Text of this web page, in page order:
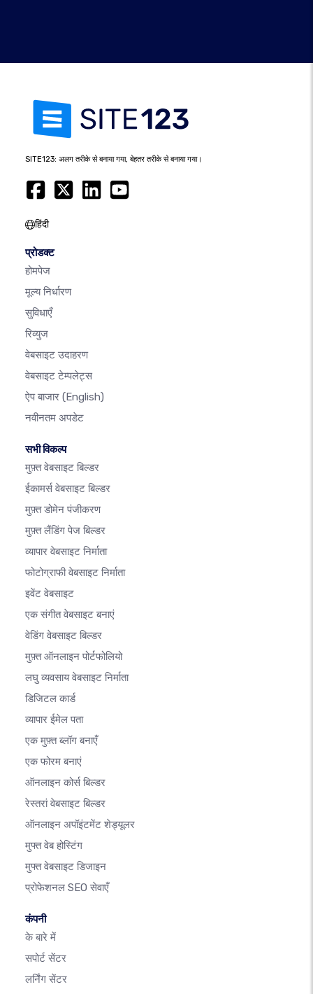
SITE123: अलग तरीके से बनाया गया, बेहतर तरीके से बनाया गया।
हिंदी
प्रोडक्ट
होमपेज
मूल्य निर्धारण
सुविधाएँ
रिव्युज
वेबसाइट उदाहरण
वेबसाइट टेम्पलेट्स
ऐप बाजार (English)
नवीनतम अपडेट
सभी विकल्प
मुफ़्त वेबसाइट बिल्डर
ईकामर्स वेबसाइट बिल्डर
मुफ़्त डोमेन पंजीकरण
मुफ़्त लैंडिंग पेज बिल्डर
व्यापार वेबसाइट निर्माता
फोटोग्राफी वेबसाइट निर्माता
इवेंट वेबसाइट
एक संगीत वेबसाइट बनाएं
वेडिंग वेबसाइट बिल्डर
मुफ़्त ऑनलाइन पोर्टफोलियो
लघु व्यवसाय वेबसाइट निर्माता
डिजिटल कार्ड
व्यापार ईमेल पता
एक मुफ़्त ब्लॉग बनाएँ
एक फोरम बनाएं
ऑनलाइन कोर्स बिल्डर
रेस्तरां वेबसाइट बिल्डर
ऑनलाइन अपॉइंटमेंट शेड्यूलर
मुफ्त वेब होस्टिंग
मुफ्त वेबसाइट डिजाइन
प्रोफेशनल SEO सेवाएँ
कंपनी
के बारे में
सपोर्ट सेंटर
लर्निंग सेंटर